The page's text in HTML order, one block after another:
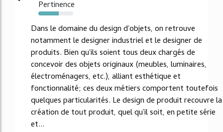
Pertinence
59%
Dans le domaine du design d'objets, on retrouve
notamment le designer industriel et le designer de
produits. Bien qu'ils soient tous deux chargés de
concevoir des objets originaux (meubles, luminaires,
électroménagers, etc.), alliant esthétique et
fonctionnalité; ces deux métiers comportent toutefois
quelques particularités. Le design de produit recouvre la
création de tout produit, quel qu'il soit, en petite série
et...